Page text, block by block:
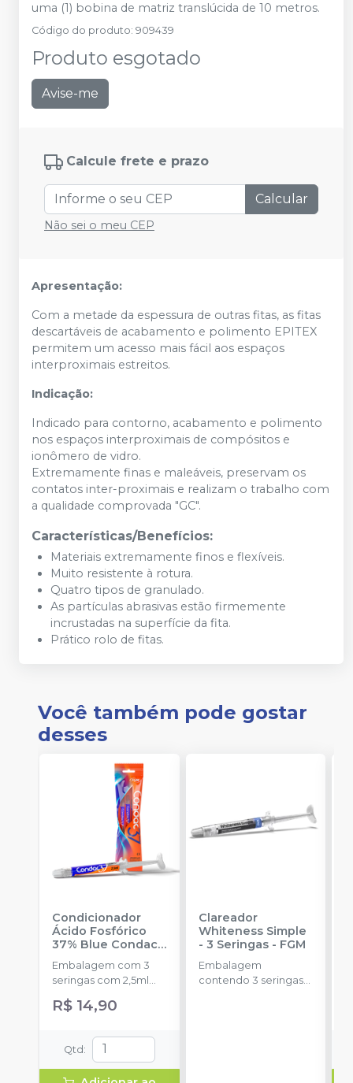
uma (1) bobina de matriz translúcida de 10 metros.
Código do produto: 909439
Produto esgotado
Avise-me
Calcule frete e prazo
Calcular
Não sei o meu CEP
Apresentação:
Com a metade da espessura de outras fitas, as fitas
descartáveis de acabamento e polimento EPITEX
permitem um acesso mais fácil aos espaços
interproximais estreitos.
Indicação:
Indicado para contorno, acabamento e polimento
nos espaços interproximais de compósitos e
ionômero de vidro.
Extremamente finas e maleáveis, preservam os
contatos inter-proximais e realizam o trabalho com
a qualidade comprovada "GC".
Características/Benefícios:
Materiais extremamente finos e flexíveis.
Muito resistente à rotura.
Quatro tipos de granulado.
As partículas abrasivas estão firmemente
incrustadas na superfície da fita.
Prático rolo de fitas.
Você também pode gostar
desses
Condicionador
Ácido Fosfórico
37% Blue Condac-
FGM
Embalagem com 3
seringas com 2,5ml
cada uma e 3
ponteiras para
R$ 14,90
Qtd :
Clareador
Whiteness Simple
- 3 Seringas- FGM
Embalagem
contendo 3 seringas